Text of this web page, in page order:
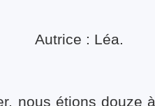
Autrice : Léa.
nous étions douze